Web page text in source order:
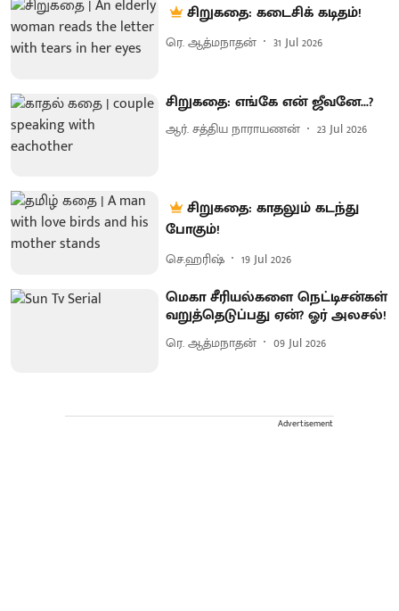
சிறுகதை: கடைசிக் கடிதம்!
ரெ. ஆத்மநாதன் 31 Jul 2026
சிறுகதை: எங்கே என் ஜீவனே...?
ஆர். சத்திய நாராயணன் 23 Jul 2026
சிறுகதை: காதலும் கடந்து
போகும்!
செ.ஹரிஷ் 19 Jul 2026
மெகா சீரியல்களை நெட்டிசன்கள்
வறுத்தெடுப்பது ஏன்? ஓர் அலசல்!
ரெ. ஆத்மநாதன் 09 Jul 2026
Advertisement